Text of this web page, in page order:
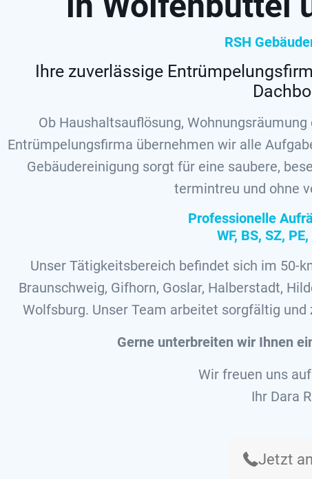
RSH
Ihre zuverlässige
Ob Haushaltsauflösung,
Entrümpelungsfirma übernehmen wir alle
Gebäudereinigung sorgt für eine saubere,
termintreu und ohne
Professionelle
WF, BS, SZ,
Unser Tätigkeitsbereich befindet sich im 50-
Braunschweig, Gifhorn, Goslar, Halberstadt,
Wolfsburg. Unser Team arbeitet sorgfältig
Gerne unterbreiten wir Ihnen
Wir freuen uns
Ihr Dara
Jetzt